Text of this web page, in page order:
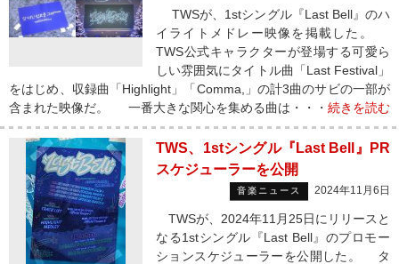
TWSが、1stシングル『Last Bell』のハ
イライトメドレー映像を掲載した。
TWS公式キャラクターが登場する可愛ら
しい雰囲気にタイトル曲「Last Festival」
をはじめ、収録曲「Highlight」「Comma,」の計3曲のサビの一部が
含まれた映像だ。 一番大きな関心を集める曲は・・・ 続きを読む
TWS、1stシングル『Last Bell』PR
スケジューラーを公開
音楽ニュース 2024年11月6日
TWSが、2024年11月25日にリリースと
なる1stシングル『Last Bell』のプロモー
ションスケジューラーを公開した。 タ